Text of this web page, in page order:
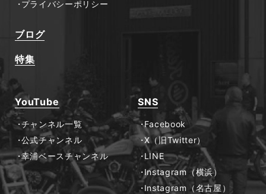
プライバシーポリシー
ブログ
特集
YouTube
チャンネル一覧
公式チャンネル
幸浦ベースチャンネル
SNS
Facebook
X（旧Twitter）
LINE
Instagram（横浜）
Instagram（名古屋）